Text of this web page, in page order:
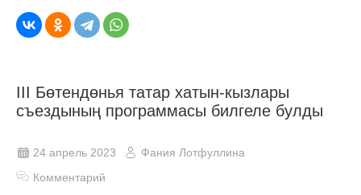
III Бөтендөнья татар хатын-кызлары
съездының программасы билгеле булды
24 апрель 2023
Фания Лотфуллина
Комментарий